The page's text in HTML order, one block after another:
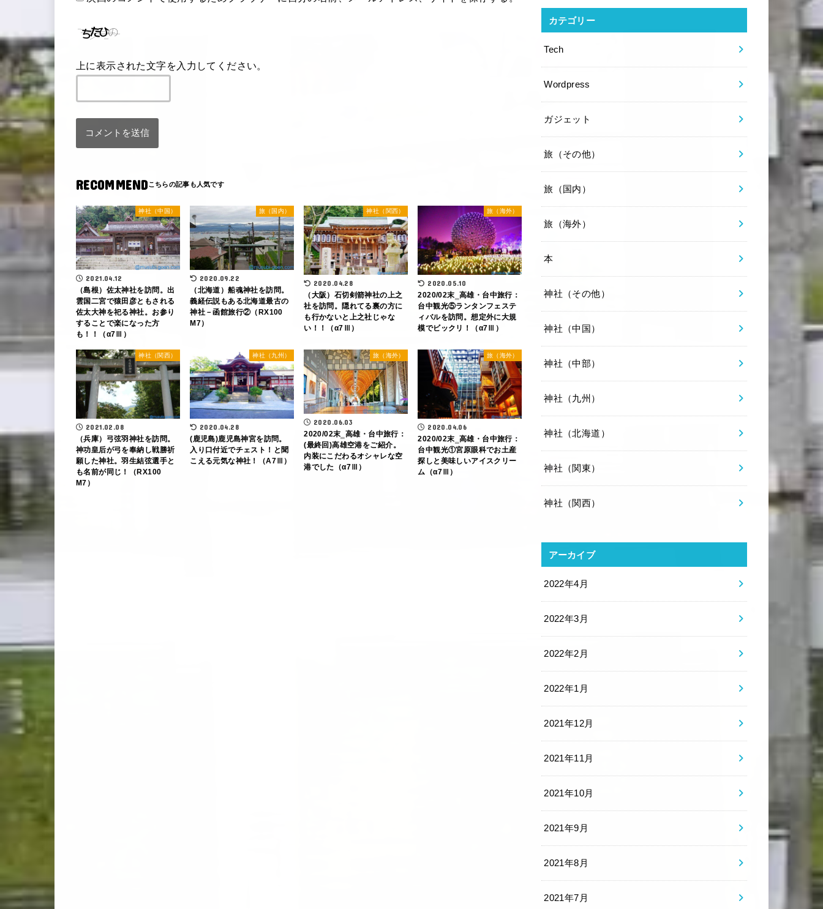
上に表示された文字を入力してください。
RECOMMEND
神社（中国）
2021.04.12
（島根）佐太神社を訪問。出
雲国二宮で猿田彦ともされる
佐太大神を祀る神社。お参り
することで楽になった方
も！！（α7Ⅲ）
旅（国内）
2020.09.22
（北海道）船魂神社を訪問。
義経伝説もある北海道最古の
神社－函館旅行②（RX100
M7）
神社（関西）
2020.04.28
（大阪）石切剣箭神社の上之
社を訪問。隠れてる裏の方に
も行かないと上之社じゃな
い！！（α7Ⅲ）
旅（海外）
2020.05.10
2020/02末‗高雄・台中旅行：
台中観光⑤ランタンフェステ
ィバルを訪問。想定外に大規
模でビックリ！（α7Ⅲ）
神社（関西）
2021.02.08
（兵庫）弓弦羽神社を訪問。
神功皇后が弓を奉納し戦勝祈
願した神社。羽生結弦選手と
も名前が同じ！（RX100
M7）
神社（九州）
2020.04.28
(鹿児島)鹿児島神宮を訪問。
入り口付近でチェスト！と聞
こえる元気な神社！（A7Ⅲ）
旅（海外）
2020.06.03
2020/02末‗高雄・台中旅行：
(最終回)高雄空港をご紹介。
内装にこだわるオシャレな空
港でした（α7Ⅲ）
旅（海外）
2020.04.06
2020/02末‗高雄・台中旅行：
台中観光①宮原眼科でお土産
探しと美味しいアイスクリー
ム（α7Ⅲ）
カテゴリー
Tech
Wordpress
ガジェット
旅（その他）
旅（国内）
旅（海外）
本
神社（その他）
神社（中国）
神社（中部）
神社（九州）
神社（北海道）
神社（関東）
神社（関西）
アーカイブ
2022年4月
2022年3月
2022年2月
2022年1月
2021年12月
2021年11月
2021年10月
2021年9月
2021年8月
2021年7月